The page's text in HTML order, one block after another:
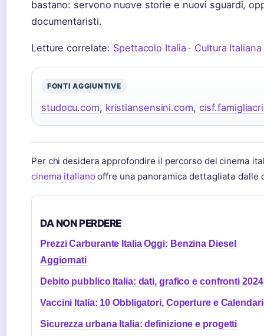
bastano: servono nuove storie e nuovi sguardi,
documentaristi.
Letture correlate: Spettacolo Italia · Cultura Italiana
FONTI AGGIUNTIVE
studocu.com, kristiansensini.com,
Per chi desidera approfondire il percorso del cinema
cinema italianooffre una panoramica dettagliata dalle
DA NON PERDERE
Prezzi Carburante Italia Oggi: Benzina Diesel
Aggiornati
Debito pubblico Italia: dati, grafico e confronti 2024
Vaccini Italia: 10 Obbligatori, Coperture e
Sicurezza urbana Italia: definizione e progetti